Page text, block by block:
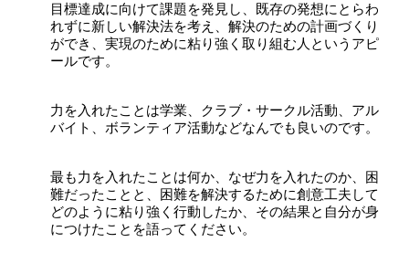
目標達成に向けて課題を発見し、既存の発想にとらわ
れずに新しい解決法を考え、解決のための計画づくり
ができ、実現のために粘り強く取り組む人というアピ
ールです。
力を入れたことは学業、クラブ・サークル活動、アル
バイト、ボランティア活動などなんでも良いのです。
最も力を入れたことは何か、なぜ力を入れたのか、困
難だったことと、困難を解決するために創意工夫して
どのように粘り強く行動したか、その結果と自分が身
につけたことを語ってください。